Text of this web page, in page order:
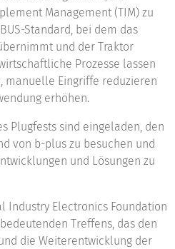
Management (TIM) zu
Standard, bei dem das
und der Traktor
Prozesse lassen
manuelle Eingriffe reduzieren
erhöhen.
Plugfests sind eingeladen, den
von b-plus zu besuchen und
und Lösungen zu
Industry Electronics Foundation
Treffens, das den
die Weiterentwicklung der